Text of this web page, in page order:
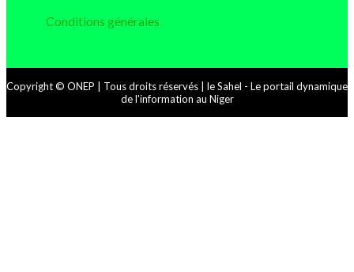
Conditions générales
Copyright © ONEP | Tous droits réservés | le Sahel - Le portail dynamique
de l'information au Niger